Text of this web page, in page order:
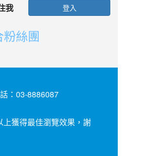
我 登入
粉絲團
：03-8886087
上獲得最佳瀏覽效果，謝